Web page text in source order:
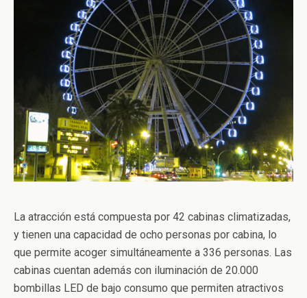
La atracción está compuesta por 42 cabinas climatizadas,
y tienen una capacidad de ocho personas por cabina, lo
que permite acoger simultáneamente a 336 personas. Las
cabinas cuentan además con iluminación de 20.000
bombillas LED de bajo consumo que permiten atractivos